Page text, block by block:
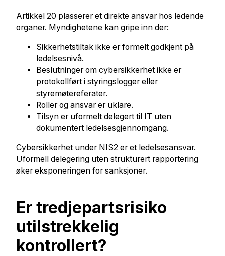
Artikkel 20 plasserer et direkte ansvar hos ledende
organer. Myndighetene kan gripe inn der:
Sikkerhetstiltak ikke er formelt godkjent på
ledelsesnivå.
Beslutninger om cybersikkerhet ikke er
protokollført i styringslogger eller
styremøtereferater.
Roller og ansvar er uklare.
Tilsyn er uformelt delegert til IT uten
dokumentert ledelsesgjennomgang.
Cybersikkerhet under NIS2 er et ledelsesansvar.
Uformell delegering uten strukturert rapportering
øker eksponeringen for sanksjoner.
Er tredjepartsrisiko
utilstrekkelig
kontrollert?